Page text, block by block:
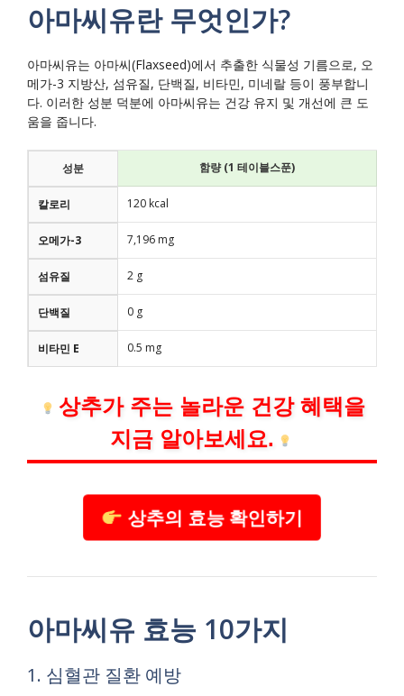
아마씨유란 무엇인가?
아마씨유는 아마씨(Flaxseed)에서 추출한 식물성 기름으로, 오
메가-3 지방산, 섬유질, 단백질, 비타민, 미네랄 등이 풍부합니
다. 이러한 성분 덕분에 아마씨유는 건강 유지 및 개선에 큰 도
움을 줍니다.
성분 함량 (1 테이블스푼)
칼로리 120 kcal
오메가-3 7,196 mg
섬유질 2 g
단백질 0 g
비타민 E 0.5 mg
상추가 주는 놀라운 건강 혜택을
지금 알아보세요.
상추의 효능 확인하기
아마씨유 효능 10가지
1. 심혈관 질환 예방